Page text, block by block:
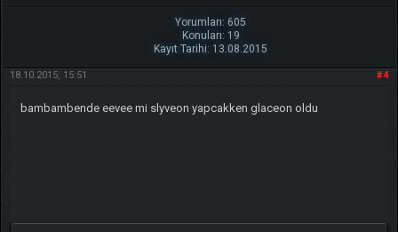
Yorumları: 605
Konuları: 19
Kayıt Tarihi: 13.08.2015
#4
18.10.2015, 15:51
bambambende eevee mi slyveon yapcakken glaceon oldu